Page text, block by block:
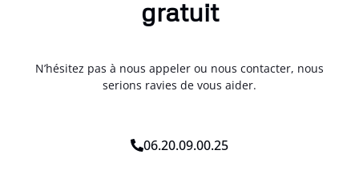
gratuit
N’hésitez pas à nous appeler ou nous contacter, nous
serions ravies de vous aider.
06.20.09.00.25